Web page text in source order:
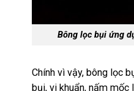
Bông lọc bụi ứng
Chính vì vậy, bông lọc
bụi, vi khuẩn, nấm